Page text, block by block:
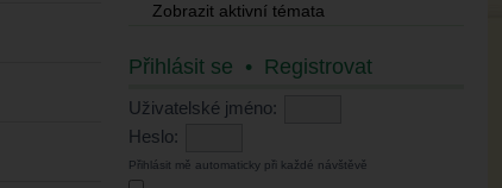
Zobrazit aktivní témata
Přihlásit se • Registrovat
Uživatelské jméno:
Heslo:
Přihlásit mě automaticky při každé návštěvě